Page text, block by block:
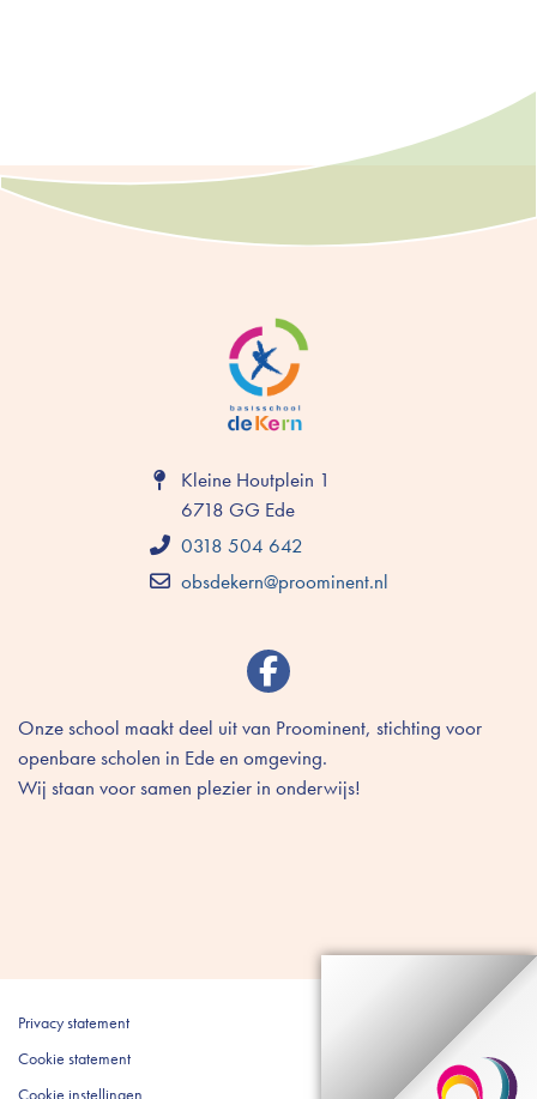
Kleine Houtplein 1
6718 GG Ede
0318 504 642
obsdekern@proominent.nl
Onze school maakt deel uit van Proominent, stichting voor
openbare scholen in Ede en omgeving.
Wij staan voor samen plezier in onderwijs!
Privacy statement
Cookie statement
Cookie instellingen